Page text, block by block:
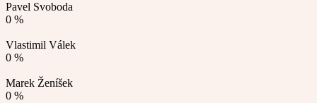
Pavel Svoboda
0 %
Vlastimil Válek
0 %
Marek Ženíšek
0 %